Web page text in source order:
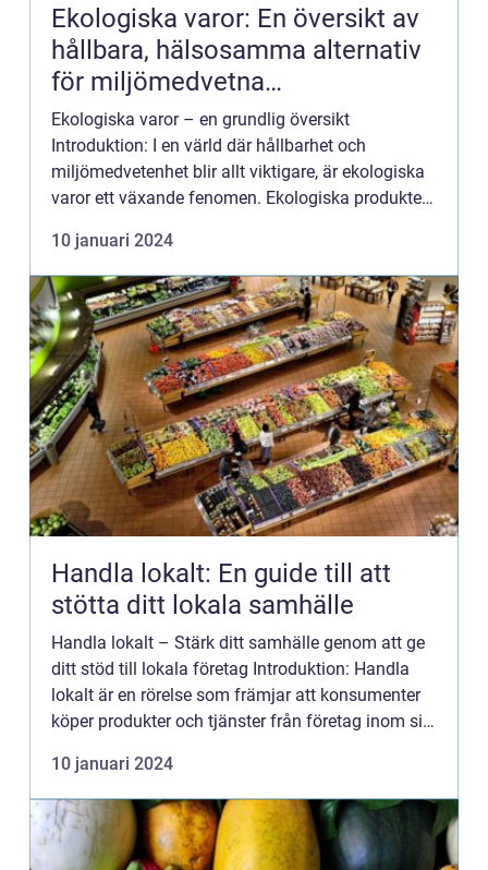
Ekologiska varor: En översikt av
hållbara, hälsosamma alternativ
för miljömedvetna
privatpersoner
Ekologiska varor – en grundlig översikt
Introduktion: I en värld där hållbarhet och
miljömedvetenhet blir allt viktigare, är ekologiska
varor ett växande fenomen. Ekologiska produkter
alternati...
10 januari 2024
Handla lokalt: En guide till att
stötta ditt lokala samhälle
Handla lokalt – Stärk ditt samhälle genom att ge
ditt stöd till lokala företag Introduktion: Handla
lokalt är en rörelse som främjar att konsumenter
köper produkter och tjänster från företag inom sitt
10 januari 2024